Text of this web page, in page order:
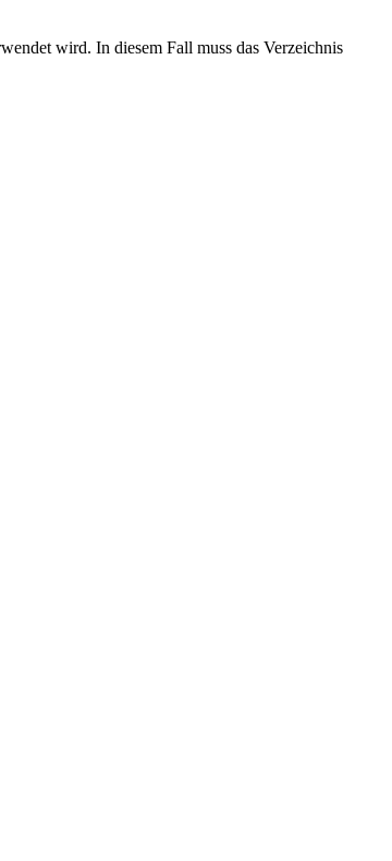
wird. In diesem Fall muss das Verzeichnis